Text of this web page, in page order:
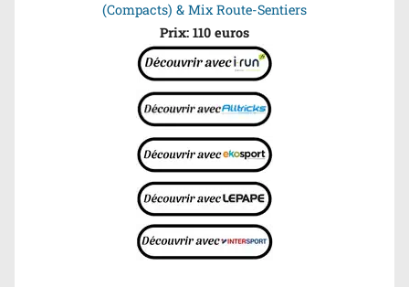
(Compacts) & Mix Route-Sentiers
Prix: 110 euros